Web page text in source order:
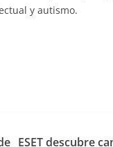
y autismo.
ESET descubre